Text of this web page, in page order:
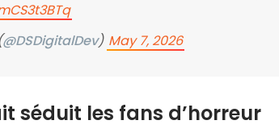
@DSDigitalDev) May 7, 2026
séduit les fans d’horreur